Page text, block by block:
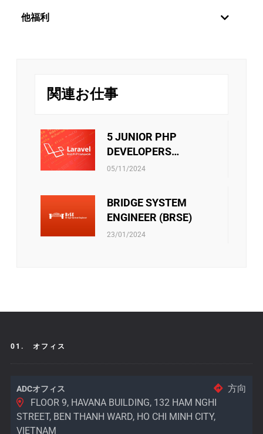
レーンベトナムは特に年2回の定期昇給制度を設
楽しませています。エキサイティングなガラディナーや
チームビルディングゲームは、リバークレインのメンバ
チームビルディング・ファミリーデー・お夏休
機会です。ご家族員に連携する際にはそれも誇り
に言われています。
リバークレーンベトナムは従業員に社会保険、医療保
サポートしています。さらに、他の保険契約も考慮さ
れ、検討されています。
他福利
社員向けの活動をサポートすることもあります。 ・文
化・芸術・スポーツクラブの運営費用 ・技術研究の教科
また会社政策通り、他のベネフィットもあります。
関連お仕事
5 JUNIOR PHP
DEVELOPERS
(LARAVEL)
05/11/2024
BRIDGE SYSTEM
ENGINEER (BRSE)
23/01/2024
01. オフィス
ADCオフィス
方向
FLOOR 9, HAVANA BUILDING, 132 HAM NGHI
STREET, BEN THANH WARD, HO CHI MINH CITY,
VIETNAM